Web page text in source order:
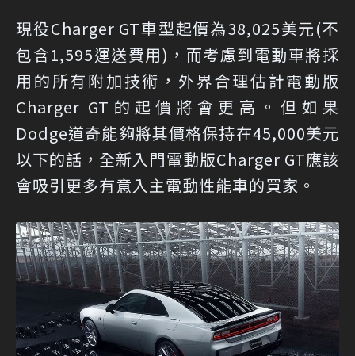
現役Charger GT車型起價為38,025美元(不
包含1,595運送費用)，而考慮到電動車將採
用的所有附加技術，外界合理估計電動版
Charger GT的起價將會更高。但如果
Dodge道奇能夠將其價格保持在45,000美元
以下的話，全新入門電動版Charger GT應該
會吸引更多有意入主電動性能車的買家。